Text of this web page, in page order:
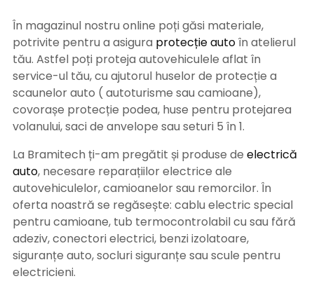
În magazinul nostru online poți găsi materiale,
potrivite pentru a asigura protecție autoîn atelierul
tău. Astfel poți proteja autovehiculele aflat în
service-ul tău, cu ajutorul huselor de protecție a
scaunelor auto ( autoturisme sau camioane),
covorașe protecție podea, huse pentru protejarea
volanului, saci de anvelope sau seturi 5 în 1.
La Bramitech ți-am pregătit și produse de electrică
auto, necesare reparațiilor electrice ale
autovehiculelor, camioanelor sau remorcilor. În
oferta noastră se regăsește: cablu electric special
pentru camioane, tub termocontrolabil cu sau fără
adeziv, conectori electrici, benzi izolatoare,
siguranțe auto, socluri siguranțe sau scule pentru
electricieni.